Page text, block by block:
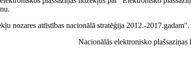
nozares attīstības nacionālā stratēģija 2012.-2017.gadam".
Nacionālās elektronisko